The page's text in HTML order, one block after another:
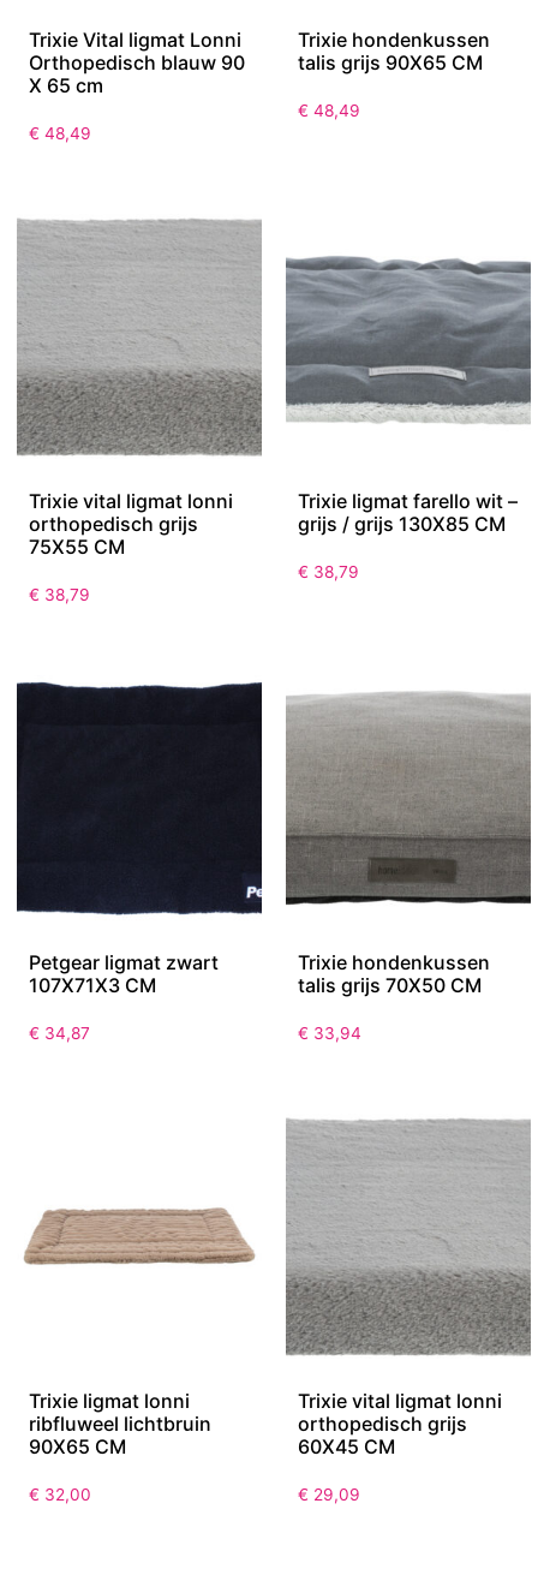
Trixie Vital ligmat Lonni
Orthopedisch blauw 90
X 65 cm
€ 48,49
Trixie hondenkussen
talis grijs 90X65 CM
€ 48,49
Trixie vital ligmat lonni
orthopedisch grijs
75X55 CM
€ 38,79
Trixie ligmat farello wit –
grijs / grijs 130X85 CM
€ 38,79
Petgear ligmat zwart
107X71X3 CM
€ 34,87
Trixie hondenkussen
talis grijs 70X50 CM
€ 33,94
Trixie ligmat lonni
ribfluweel lichtbruin
90X65 CM
€ 32,00
Trixie vital ligmat lonni
orthopedisch grijs
60X45 CM
€ 29,09